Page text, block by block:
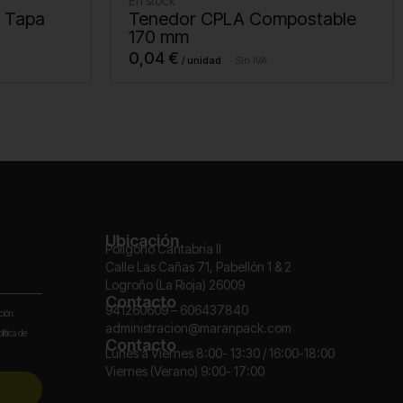
Tapa
Tenedor CPLA Compostable
170 mm
0,04 € Sin IVA
de
Ubicación
Polígono Cantabria II
Calle Las Cañas 71, Pabellón 1 & 2
Logroño (La Rioja) 26009
Contacto
941260609 – 606437840
administracion@maranpack.com
Contacto
Lunes a Viernes 8:00- 13:30 / 16:00-18:00
Viernes (Verano) 9:00- 17:00